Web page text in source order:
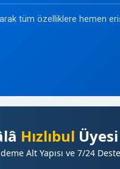
tüm özelliklere hemen
Hızlıbul
Alt Yapısı ve 7/24